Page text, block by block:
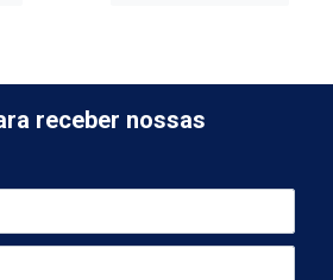
receber nossas